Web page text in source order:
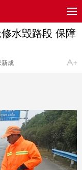
水毁路段 保障
新成